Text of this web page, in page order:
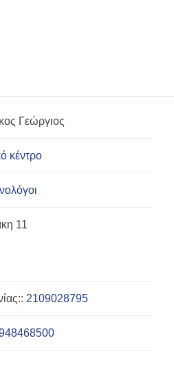
Γεώργιος
κέντρο
11
2109028795